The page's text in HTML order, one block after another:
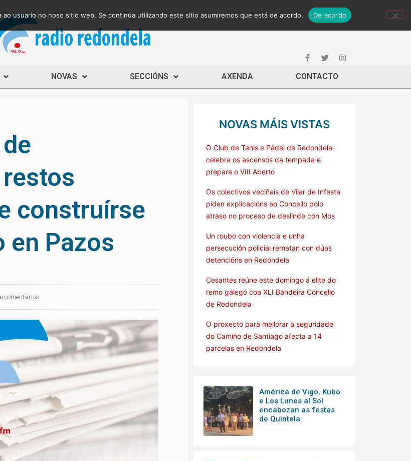
NOVAS SECCIÓNS AXENDA CONTACTO
construírse
en Pazos
comentarios
NOVAS MÁIS VISTAS
O Club de Tenis e Pádel de Redondela
celebra os ascensos da tempada e
prepara o VIII Aberto
Os colectivos veciñais de Vilar de Infesta
piden explicacións ao Concello polo
atraso no proceso de deslinde con Mos
Un roubo con violencia e unha
persecución policial rematan con dúas
detencións en Redondela
Cesantes reúne este domingo á elite do
remo galego coa XLI Bandeira Concello
de Redondela
O proxecto para mellorar a seguridade
do Camiño de Santiago afecta a 14
parcelas en Redondela
América de Vigo, Kubo
e Los Lunes al Sol
encabezan as festas
de Quintela
usuario no noso sitio web. Se continúa utilizando este sitio asumiremos que está de acordo. De acordo